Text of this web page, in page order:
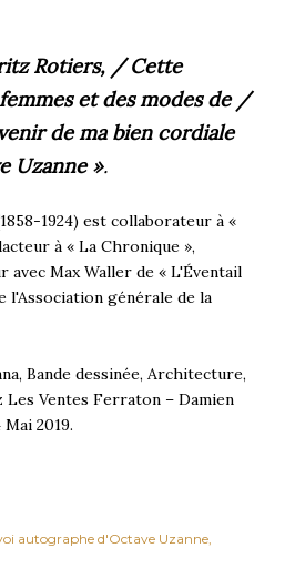
Rotiers, / Cette
et des modes de /
de ma bien cordiale
Uzanne ».
1924) est collaborateur à «
à « La Chronique »,
Max Waller de « L'Éventail
l'Association générale de la
Bande dessinée, Architecture,
Ventes Ferraton – Damien
2019.
autographe d'Octave Uzanne